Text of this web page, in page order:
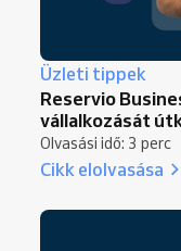
Üzleti tippek
Reservio
vállalkozását
Olvasási idő: 3 perc
Cikk elolvasása